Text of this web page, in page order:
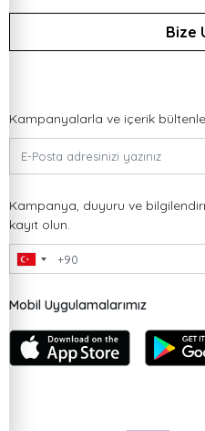
Bize
Kampanyalarla ve içerik
Kampanya, duyuru ve
kayıt olun.
Mobil Uygulamalarımız